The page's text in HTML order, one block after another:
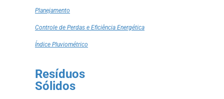
Planejamento
Controle de Perdas e Eficiência Energética
Índice Pluviométrico
Resíduos
Sólidos